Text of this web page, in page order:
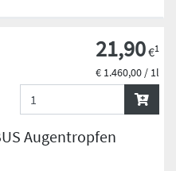
Augentropfen
21,90€1
€ 1.460,00 / 1l